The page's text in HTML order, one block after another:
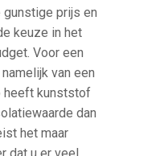
prijs en
keuze in het
Voor een
van een
heeft kunststof
dan
het maar
dat u er veel